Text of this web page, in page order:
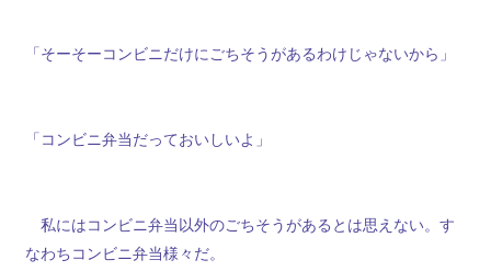
「そーそーコンビニだけにごちそうがあるわけじゃないから」
「コンビニ弁当だっておいしいよ」
私にはコンビニ弁当以外のごちそうがあるとは思えない。す
なわちコンビニ弁当様々だ。